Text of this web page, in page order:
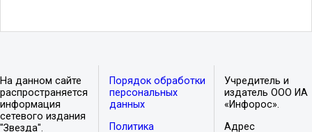
На данном сайте
распространяется
информация
сетевого издания
"Звезда".
Порядок обработки
персональных
данных
Политика
Учредитель и
издатель ООО ИА
«Инфорос».
Адрес